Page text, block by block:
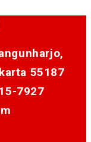
55187
7927